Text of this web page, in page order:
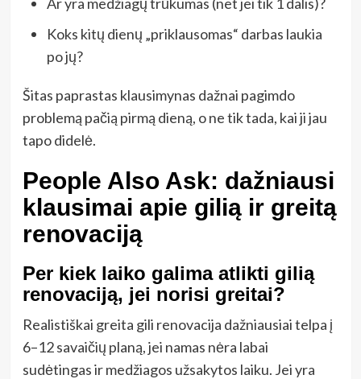
Koks kitų dienų „priklausomas“ darbas laukia
po jų?
Šitas paprastas klausimynas dažnai pagimdo
problemą pačią pirmą dieną, o ne tik tada, kai ji jau
tapo didelė.
People Also Ask: dažniausi
klausimai apie gilią ir greitą
renovaciją
Per kiek laiko galima atlikti gilią
renovaciją, jei norisi greitai?
Realistiškai greita gili renovacija dažniausiai telpa į
6–12 savaičių planą, jei namas nėra labai
sudėtingas ir medžiagos užsakytos laiku. Jei yra